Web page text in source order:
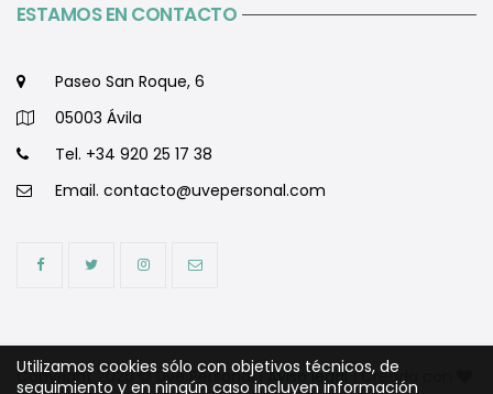
ESTAMOS EN CONTACTO
Paseo San Roque, 6
05003 Ávila
Tel. +34 920 25 17 38
Email. contacto@uvepersonal.com
Copyright 2020 © Uve Personal |Aviso legal| Creada con
Utilizamos cookies sólo con objetivos técnicos, de
seguimiento y en ningún caso incluyen información